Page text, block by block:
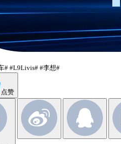
# #L9Livis# #李想#
点赞